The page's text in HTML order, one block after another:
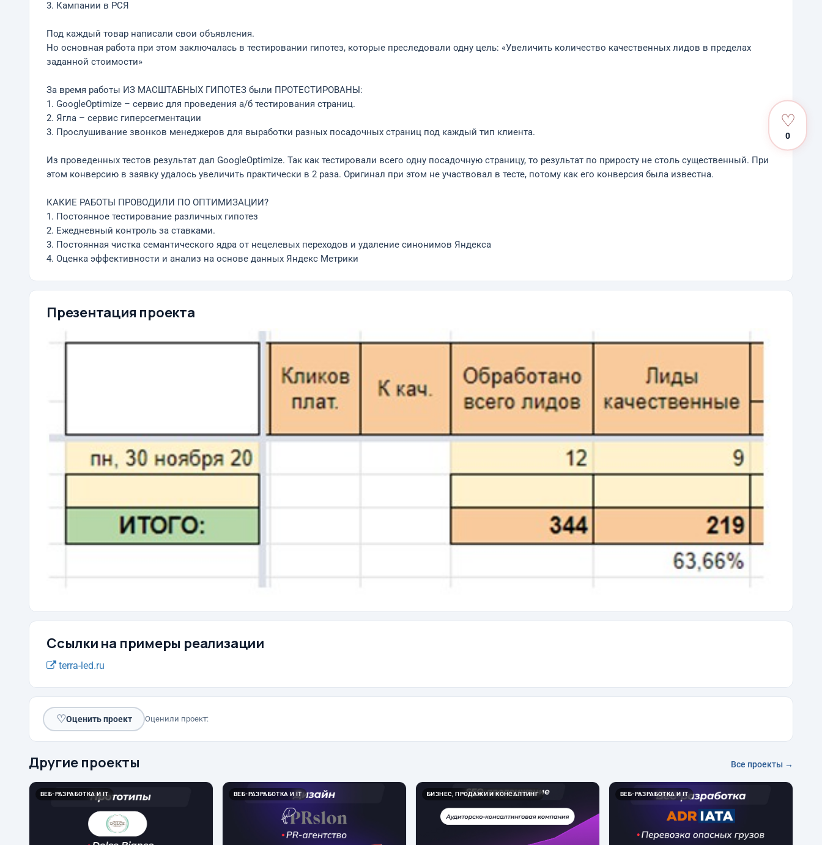
3. Кампании в РСЯ
Под каждый товар написали свои объявления.
Но основная работа при этом заключалась в тестировании гипотез, которые преследовали одну цель: «Увеличить количество качественных лидов в пределах
заданной стоимости»
За время работы ИЗ МАСШТАБНЫХ ГИПОТЕЗ были ПРОТЕСТИРОВАНЫ:
1. GoogleOptimize – сервис для проведения а/б тестирования страниц.
2. Ягла – сервис гиперсегментации
3. Прослушивание звонков менеджеров для выработки разных посадочных страниц под каждый тип клиента.
Из проведенных тестов результат дал GoogleOptimize. Так как тестировали всего одну посадочную страницу, то результат по приросту не столь существенный. При
этом конверсию в заявку удалось увеличить практически в 2 раза. Оригинал при этом не участвовал в тесте, потому как его конверсия была известна.
КАКИЕ РАБОТЫ ПРОВОДИЛИ ПО ОПТИМИЗАЦИИ?
1. Постоянное тестирование различных гипотез
2. Ежедневный контроль за ставками.
3. Постоянная чистка семантического ядра от нецелевых переходов и удаление синонимов Яндекса
4. Оценка эффективности и анализ на основе данных Яндекс Метрики
Презентация проекта
Ссылки на примеры реализации
terra-led.ru
♡
0
♡Оценить проект Оценили проект:
Другие проекты Все проекты →
ВЕБ-РАЗРАБОТКА И IT ВЕБ-РАЗРАБОТКА И IT БИЗНЕС, ПРОДАЖИ И КОНСАЛТИНГ ВЕБ-РАЗРАБОТКА И IT